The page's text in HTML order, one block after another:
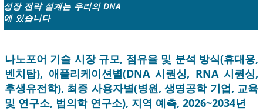
성장 전략 설계는 우리의 DNA
에 있습니다
나노포어 기술 시장 규모, 점유율 및 분석 방식(휴대용,
벤치탑), 애플리케이션별(DNA 시퀀싱, RNA 시퀀싱,
후생유전학), 최종 사용자별(병원, 생명공학 기업, 교육
및 연구소, 법의학 연구소), 지역 예측, 2026~2034년